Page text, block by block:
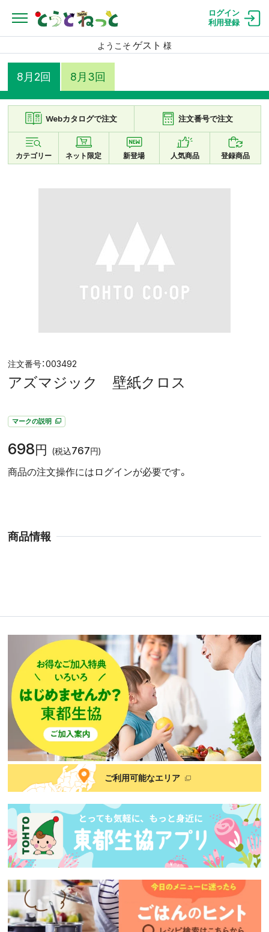
ログイン
利用登録
ようこそ ゲスト 様
8月2回 8月3回
Webカタログで注文 注文番号で注文
カテゴリー ネット限定 新登場 人気商品 登録商品
003492
アズマジック 壁紙クロス
マークの説明
698円 (税込767円)
商品の注文操作にはログインが必要です。
商品情報
ご利用可能なエリア